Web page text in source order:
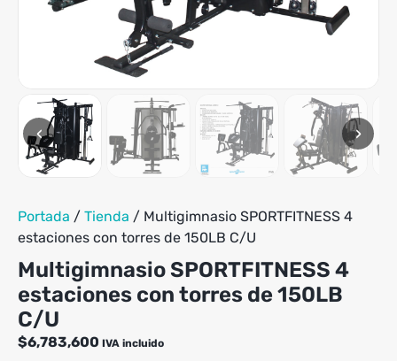
tiene
pueden
elegir
en
la
de
producto
‹ ›
Portada / Tienda / Multigimnasio SPORTFITNESS 4
estaciones con torres de 150LB C/U
Multigimnasio SPORTFITNESS 4
estaciones con torres de 150LB
C/U
$6,783,600 IVA incluido